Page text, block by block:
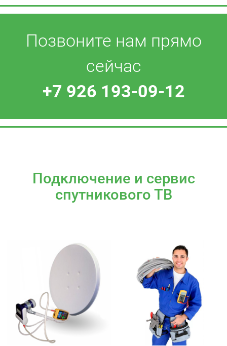
Позвоните нам прямо
сейчас
+7 926 193-09-12
Подключение и сервис
спутникового ТВ